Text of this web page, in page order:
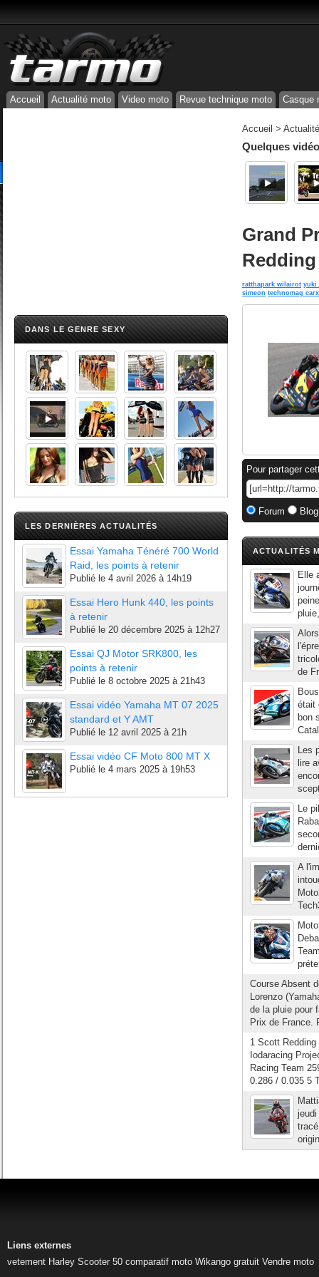
Accueil Actualité moto Video moto Revue technique moto Casque
DANS LE GENRE SEXY
LES DERNIÈRES ACTUALITÉS
Essai Yamaha Ténéré 700 World
Raid, les points à retenir
Publié le 4 avril 2026 à 14h19
Essai Hero Hunk 440, les points
à retenir
Publié le 20 décembre 2025 à 12h27
Essai QJ Motor SRK800, les
points à retenir
Publié le 8 octobre 2025 à 21h43
Essai vidéo Yamaha MT 07 2025
standard et Y AMT
Publié le 12 avril 2025 à 21h
Essai vidéo CF Moto 800 MT X
Publié le 4 mars 2025 à 19h53
Accueil >
Quelques
Grand
ratthapark wilairot yuki
simeon technomag
Pour partager
Forum
ACTUALITÉS
Elle
de
était
bon
Les
lire
Le
A
Course Absent
Lorenzo
de la pluie pour
Prix de France.
1 Scott
Iodaracing
Racing Team
0.286 / 0.035 5
Liens externes
vetement Harley Scooter 50 comparatif moto Wikango gratuit Vendre moto